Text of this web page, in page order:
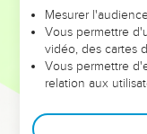
leur foi ou leur
et les saisons
sont
Dans cette
clés pour avancer
Mesurer
Vous permettre
vidéo, des cartes
Vous permettre
relation aux